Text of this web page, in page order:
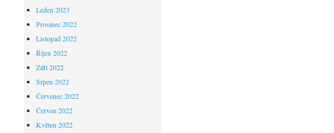
Leden 2023
Prosinec 2022
Listopad 2022
Říjen 2022
Září 2022
Srpen 2022
Červenec 2022
Červen 2022
Květen 2022